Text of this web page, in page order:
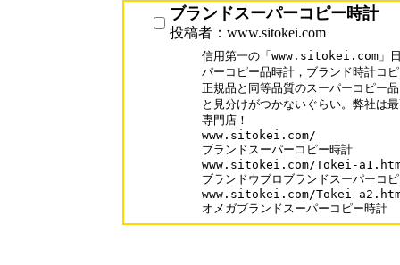
ブランドスーパーコピー時計
投稿者：www.sitokei.com
信用第一の「www.sitokei.com」日
パーコピー品時計，ブランド時計コ
正規品と同等品質のスーパーコピー
と見分けがつかないぐらい。弊社は
専門店！
www.sitokei.com/
ブランドスーパーコピー時計
www.sitokei.com/Tokei-
ブランドウブロブランドスーパーコ
www.sitokei.com/Tokei-
オメガブランドスーパーコピー時計